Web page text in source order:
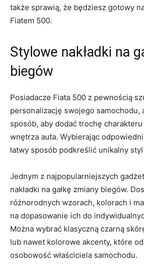
także sprawią,⁣ że będziesz‍ gotowy
Fiatem 500.
Stylowe nakładki na
biegów
Posiadacze Fiata 500 z pewnością
personalizację​ swojego samochodu,
sposób, aby dodać ⁣trochę
wnętrza auta.‌ Wybierając
łatwy sposób podkreślić unikalny‍
Jednym z najpopularniejszych
nakładki na ‌gałkę⁢ zmiany‍ biegów.
różnorodnych ‍wzorach, kolorach⁢ i
⁣na dopasowanie ich do
‍Można wybrać klasyczną czarną
lub⁢ nawet kolorowe ‍akcenty, które
osobowość⁢ właściciela samochodu.